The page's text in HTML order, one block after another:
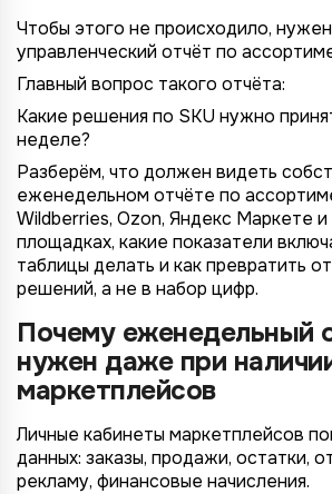
Чтобы этого не происходило,
управленческий отчёт по
Главный вопрос такого отчёта:
Какие решения по SKU нужно
неделе?
Разберём, что должен видеть
еженедельном отчёте по
Wildberries, Ozon, Яндекс Маркете и
площадках, какие показатели
таблицы делать и как превратить
решений, а не в набор цифр.
Почему еженедельный
нужен даже при
маркетплейсов
Личные кабинеты маркетплейсов
данных: заказы, продажи, остатки,
рекламу, финансовые начисления.